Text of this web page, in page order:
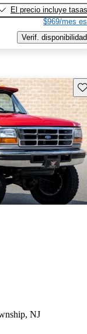
El precio incluye tasas
$969/mes
Verif. disponibilidad
NJ